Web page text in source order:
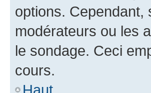
options. Cependant,
modérateurs ou les
le sondage. Ceci
cours.
Haut